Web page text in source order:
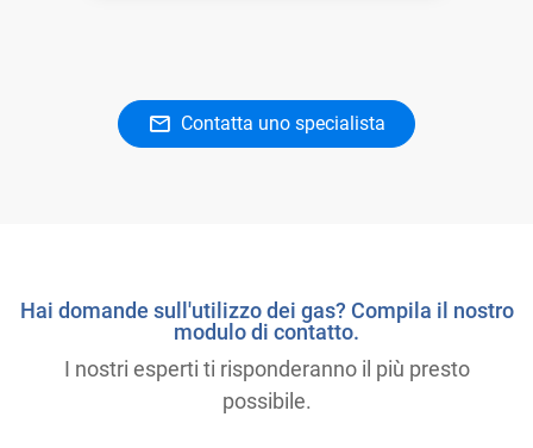
Contatta uno specialista
Hai domande sull'utilizzo dei gas? Compila il nostro
modulo di contatto.
I nostri esperti ti risponderanno il più presto
possibile.